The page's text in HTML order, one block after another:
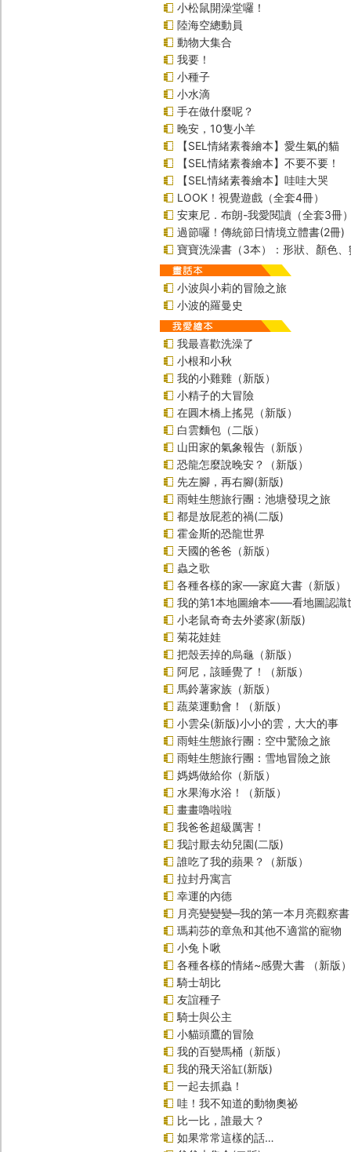
小松鼠開澡堂囉！
陸海空總動員
動物大集合
我要！
小種子
小水滴
手在做什麼呢？
晚安，10隻小羊
【SEL情緒素養繪本】愛生氣的貓
【SEL情緒素養繪本】不要不要！
【SEL情緒素養繪本】哇哇大哭
LOOK！視覺遊戲（全套4冊）
安東尼．布朗-我愛閱讀（全套3冊
過節囉！傳統節日情境立體書(2冊)
寶寶洗澡書（3本）：形狀、顏色、
小波與小莉的冒險之旅
小波的羅曼史
我最喜歡洗澡了
小根和小秋
我的小雞雞（新版）
小精子的大冒險
在圓木橋上搖晃（新版）
白雲麵包（二版）
山田家的氣象報告（新版）
恐龍怎麼說晚安？（新版）
先左腳，再右腳(新版)
雨蛙生態旅行團：池塘發現之旅
都是放屁惹的禍(二版)
霍金斯的恐龍世界
天國的爸爸（新版）
蟲之歌
各種各樣的家──家庭大書（新版）
我的第1本地圖繪本――看地圖認識
小老鼠奇奇去外婆家(新版)
菊花娃娃
把殼丟掉的烏龜（新版）
阿尼，該睡覺了！（新版）
馬鈴薯家族（新版）
蔬菜運動會！（新版）
小雲朵(新版)小小的雲，大大的事
雨蛙生態旅行團：空中驚險之旅
雨蛙生態旅行團：雪地冒險之旅
媽媽做給你（新版）
水果海水浴！（新版）
畫畫嚕啦啦
我爸爸超級厲害！
我討厭去幼兒園(二版)
誰吃了我的蘋果？（新版）
拉封丹寓言
幸運的內德
月亮變變變─我的第一本月亮觀察書
瑪莉莎的章魚和其他不適當的寵物
小兔卜啾
各種各樣的情緒~感覺大書 （新版）
騎士胡比
友誼種子
騎士與公主
小貓頭鷹的冒險
我的百變馬桶（新版）
我的飛天浴缸(新版)
一起去抓蟲！
哇！我不知道的動物奧祕
比一比，誰最大？
如果常常這樣的話…